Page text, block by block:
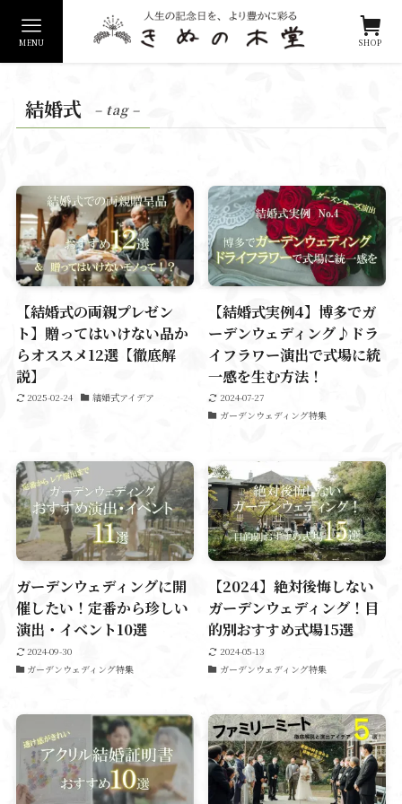
SHOP
MENU
結婚式 – tag –
【結婚式の両親プレゼン
ト】贈ってはいけない品か
らオススメ12選【徹底解
説】
2025-02-24 結婚式アイデア
【結婚式実例4】博多でガ
ーデンウェディング♪ドラ
イフラワー演出で式場に統
一感を生む方法！
2024-07-27
ガーデンウェディング特集
ガーデンウェディングに開
催したい！定番から珍しい
演出・イベント10選
2024-09-30
ガーデンウェディング特集
【2024】絶対後悔しない
ガーデンウェディング！目
的別おすすめ式場15選
2024-05-13
ガーデンウェディング特集